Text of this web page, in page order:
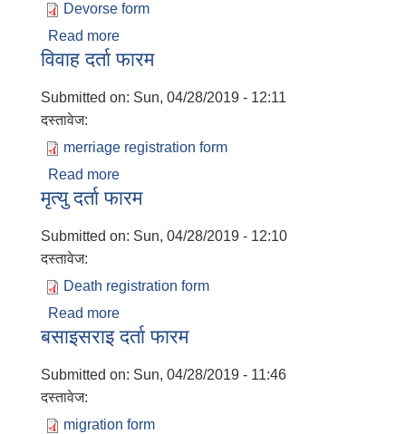
Devorse form
Read more
विवाह दर्ता फारम
Submitted on: Sun, 04/28/2019 - 12:11
दस्तावेज:
merriage registration form
Read more
मृत्यु दर्ता फारम
Submitted on: Sun, 04/28/2019 - 12:10
दस्तावेज:
Death registration form
Read more
बसाइसराइ दर्ता फारम
Submitted on: Sun, 04/28/2019 - 11:46
दस्तावेज:
migration form